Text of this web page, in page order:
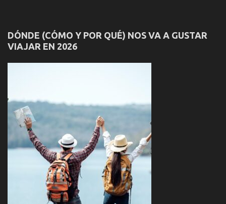
DÓNDE (CÓMO Y POR QUÉ) NOS VA A GUSTAR
VIAJAR EN 2026